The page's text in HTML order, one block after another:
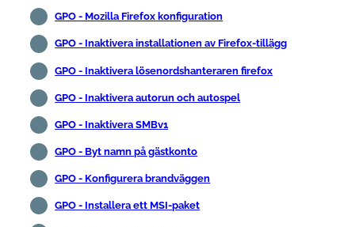
GPO - Mozilla Firefox konfiguration
GPO - Inaktivera installationen av Firefox-tillägg
GPO - Inaktivera lösenordshanteraren firefox
GPO - Inaktivera autorun och autospel
GPO - Inaktivera SMBv1
GPO - Byt namn på gästkonto
GPO - Konfigurera brandväggen
GPO - Installera ett MSI-paket